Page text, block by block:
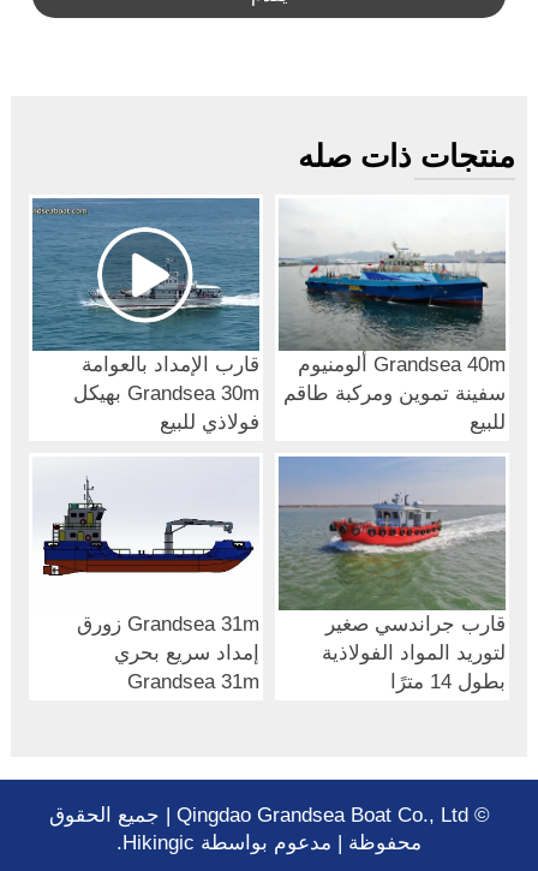
منتجات ذات صله
قارب الإمداد بالعوامة
Grandsea 30m بهيكل
فولاذي للبيع
Grandsea 40m ألومنيوم
سفينة تموين ومركبة طاقم
للبيع
Grandsea 31m زورق
إمداد سريع بحري
Grandsea 31m
قارب جراندسي صغير
لتوريد المواد الفولاذية
بطول 14 مترًا
© Qingdao Grandsea Boat Co., Ltd | جميع الحقوق
محفوظة | مدعوم بواسطة Hikingic.